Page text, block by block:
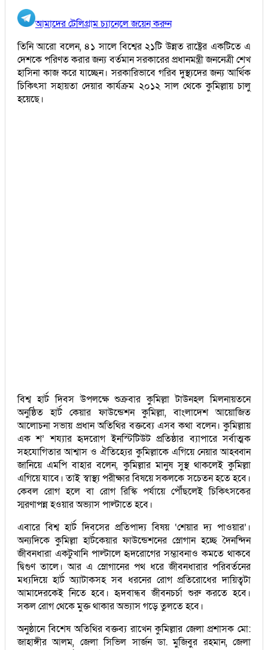
আমাদের টেলিগ্রাম চ্যানেলে জয়েন করুন
তিনি আরো বলেন, ৪১ সালে বিশ্বের ২১টি উন্নত রাষ্ট্রের একটিতে এ
দেশকে পরিণত করার জন্য বর্তমান সরকারের প্রধানমন্ত্রী জননেত্রী শেখ
হাসিনা কাজ করে যাচ্ছেন। সরকারিভাবে গরিব দুস্থ্যদের জন্য আর্থিক
চিকিৎসা সহায়তা দেয়ার কার্যক্রম ২০১২ সাল থেকে কুমিল্লায় চালু
হয়েছে।
বিশ্ব হার্ট দিবস উপলক্ষে শুক্রবার কুমিল্লা টাউনহল মিলনায়তনে
অনুষ্ঠিত হার্ট কেয়ার ফাউন্ডেশন কুমিল্লা, বাংলাদেশ আয়োজিত
আলোচনা সভায় প্রধান অতিথির বক্তব্যে এসব কথা বলেন। কুমিল্লায়
এক শ’ শয্যার হৃদরোগ ইনস্টিটিউট প্রতিষ্ঠার ব্যাপারে সর্বাত্মক
সহযোগিতার আশ্বাস ও ঐতিহ্যের কুমিল্লাকে এগিয়ে নেয়ার আহব্বান
জানিয়ে এমপি বাহার বলেন, কুমিল্লার মানুষ সুস্থ থাকলেই কুমিল্লা
এগিয়ে যাবে। তাই স্বাস্থ্য পরীক্ষার বিষয়ে সকলকে সচেতন হতে হবে।
কেবল রোগ হলে বা রোগ রিস্কি পর্যায়ে পৌঁছলেই চিকিৎসকের
স্মরণাপন্ন হওয়ার অভ্যাস পাল্টাতে হবে।
এবারে বিশ্ব হার্ট দিবসের প্রতিপাদ্য বিষয় ‘শেয়ার দ্য পাওয়ার’।
অন্যদিকে কুমিল্লা হার্টকেয়ার ফাউন্ডেশনের স্লোগান হচ্ছে দৈনন্দিন
জীবনধারা একটুখানি পাল্টালে হৃদরোগের সম্ভাবনাও কমতে থাকবে
দ্বিগুণ তালে। আর এ স্লোগানের পথ ধরে জীবনধারার পরিবর্তনের
মধ্যদিয়ে হার্ট অ্যাটাকসহ সব ধরনের রোগ প্রতিরোধের দায়িত্বটা
আমাদেরকেই নিতে হবে। হৃদবান্ধব জীবনচর্চা শুরু করতে হবে।
সকল রোগ থেকে মুক্ত থাকার অভ্যাস গড়ে তুলতে হবে।
অনুষ্ঠানে বিশেষ অতিথির বক্তব্য রাখেন কুমিল্লার জেলা প্রশাসক মো:
জাহাঙ্গীর আলম, জেলা সিভিল সার্জন ডা. মুজিবুর রহমান, জেলা